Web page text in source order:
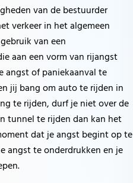
van de bestuurder
verkeer in het algemeen
van een
aan een vorm van rijangst
angst of paniekaanval te
jij bang om auto te rijden in
te rijden, durf je niet over de
tunnel te rijden dan kan het
dat je angst begint op te
angst te onderdrukken en je